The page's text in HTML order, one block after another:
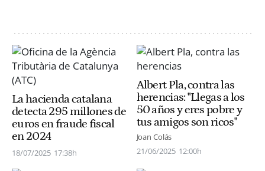
La hacienda catalana
detecta 295 millones de
euros en fraude fiscal
en 2024
18/07/2025 17:38h
Albert Pla, contra las
herencias: "Llegas a los
50 años y eres pobre y
tus amigos son ricos"
Joan Colás
21/06/2025 12:00h